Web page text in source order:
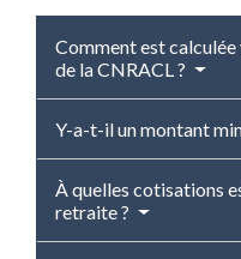
Comment est
de la CNRACL ?
Y-a-t-il un montant
À quelles cotisations
retraite ?